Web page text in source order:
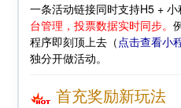
一条活动链接同时支持H5 +
台管理，投票数据实时同步。
程序即刻顶上去（点击查看小
独分开做活动。
首充奖励新玩法